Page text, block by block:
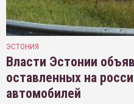
ЭСТОНИЯ
Власти Эстонии
оставленных на
автомобилей